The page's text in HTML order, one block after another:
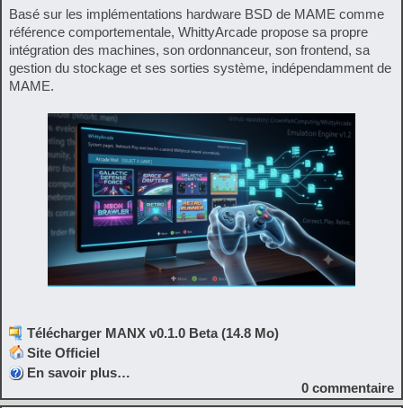
Basé sur les implémentations hardware BSD de MAME comme
référence comportementale, WhittyArcade propose sa propre
intégration des machines, son ordonnanceur, son frontend, sa
gestion du stockage et ses sorties système, indépendamment de
MAME.
Télécharger MANX v0.1.0 Beta (14.8 Mo)
Site Officiel
En savoir plus…
0 commentaire